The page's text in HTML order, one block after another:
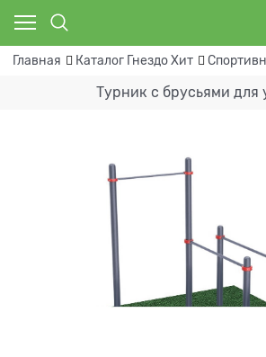
Главная Каталог Гнездо Хит
Турник с брусьями для